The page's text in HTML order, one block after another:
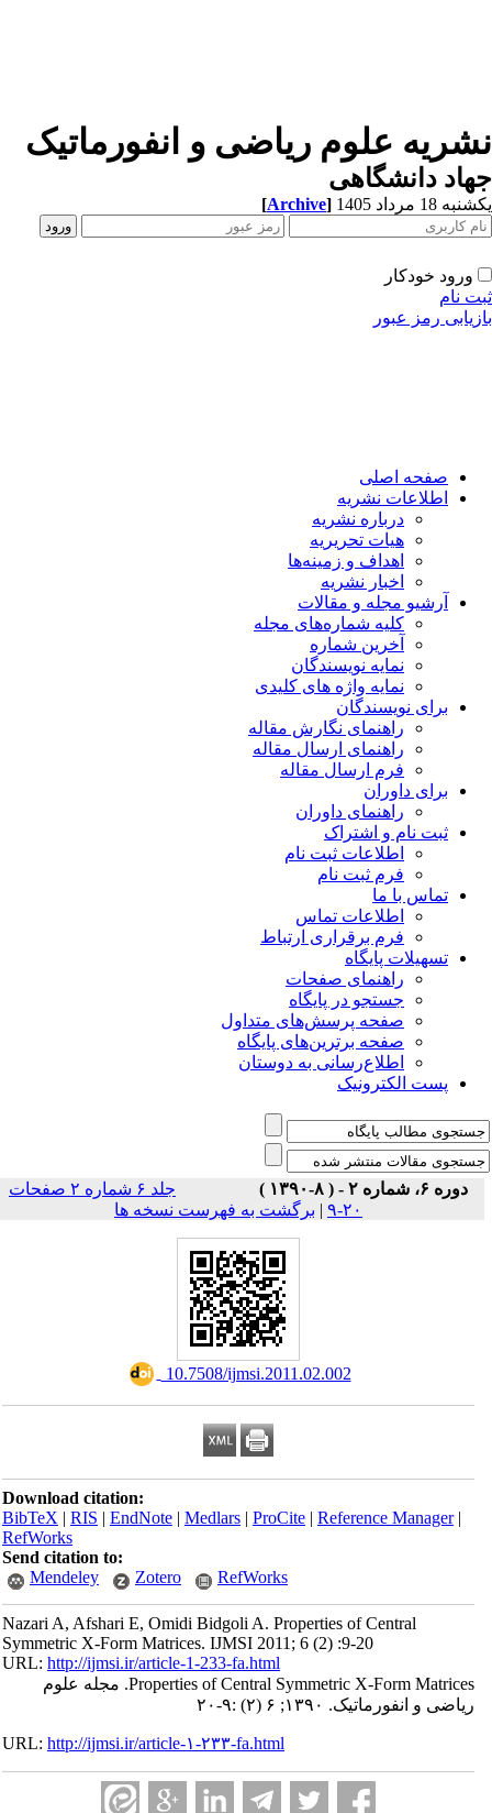
علوم ریاضی و انفورماتیک
دانشگاهی
18 مرداد 1405 [Archive]
ورود خودکار
نام
رمز عبور
صفحه اصلی
اطلاعات نشریه
درباره نشریه
هیات تحریریه
اهداف و زمینه‌ها
اخبار نشریه
آرشیو مجله و مقالات
کلیه شماره‌های مجله
آخرین شماره
نمایه نویسندگان
نمایه واژه های کلیدی
برای نویسندگان
راهنمای نگارش مقاله
راهنمای ارسال مقاله
فرم ارسال مقاله
برای داوران
راهنمای داوران
ثبت نام و اشتراک
اطلاعات ثبت نام
فرم ثبت نام
تماس با ما
اطلاعات تماس
فرم برقراری ارتباط
تسهیلات پایگاه
راهنمای صفحات
جستجو در پایگاه
صفحه پرسش‌های متداول
صفحه برترین‌های پایگاه
اطلاع‌رسانی به دوستان
پست الکترونیک
دوره ۶، شماره ۲ - ( ۸-۱۳۹۰ )
جلد ۶ شماره ۲ صفحات
۲۰-۹
|برگشت به فهرست نسخه ها
‎ 10.7508/ijmsi.2011.02.002
Download citation:
BibTeX|RIS|EndNote|Medlars|ProCite|Reference Manager
RefWorks
Send citation to:
Mendeley
Zotero RefWorks
Nazari A, Afshari E, Omidi Bidgoli A. Properties of Central
Symmetric X-Form Matrices. IJMSI 2011; 6 (2) :9-20
URL:http://ijmsi.ir/article-1-233-fa.html
Properties of Central Symmetric X-Form Matrices. مجله علوم
ریاضی و انفورماتیک. ۱۳۹۰; ۶ (۲) :۹-۲۰
URL:http://ijmsi.ir/article-۱-۲۳۳-fa.html